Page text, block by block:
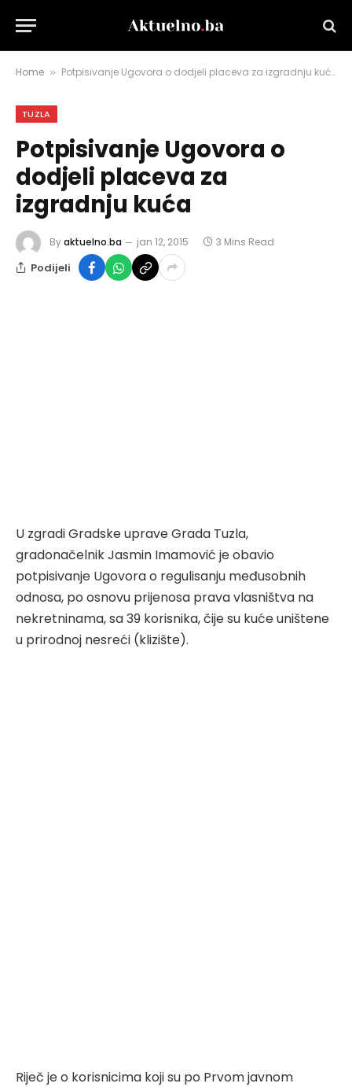
Home » Potpisivanje Ugovora o dodjeli placeva za izgradnju kuća
TUZLA
Potpisivanje Ugovora o
dodjeli placeva za
izgradnju kuća
Byaktuelno.ba jan 12, 2015 3 Mins Read
Podijeli
U zgradi Gradske uprave Grada Tuzla,
gradonačelnik Jasmin Imamović je obavio
potpisivanje Ugovora o regulisanju međusobnih
odnosa, po osnovu prijenosa prava vlasništva na
nekretninama, sa 39 korisnika, čije su kuće uništene
u prirodnoj nesreći (klizište).
Riječ je o korisnicima koji su po Prvom javnom